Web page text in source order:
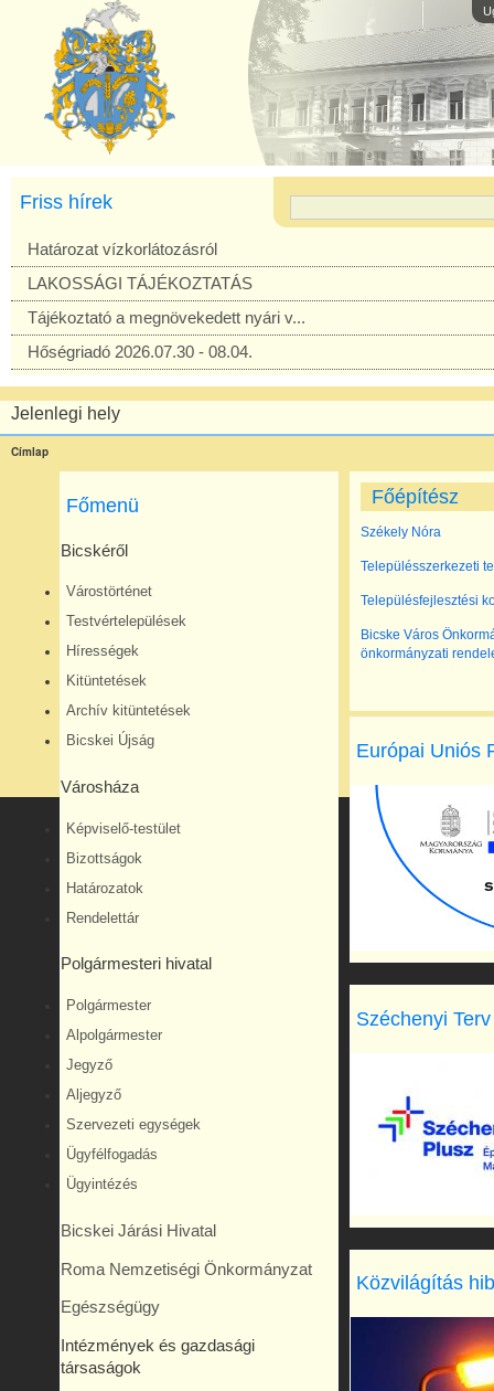
Friss hírek
Határozat vízkorlátozásról
LAKOSSÁGI TÁJÉKOZTATÁS
Tájékoztató a megnövekedett nyári v...
Hőségriadó 2026.07.30 - 08.04.
Jelenlegi hely
Címlap
Főmenü
Bicskéről
Várostörténet
Testvértelepülések
Hírességek
Kitüntetések
Archív kitüntetések
Bicskei Újság
Városháza
Képviselő-testület
Bizottságok
Határozatok
Rendelettár
Polgármesteri hivatal
Polgármester
Alpolgármester
Jegyző
Aljegyző
Szervezeti egységek
Ügyfélfogadás
Ügyintézés
Bicskei Járási Hivatal
Roma Nemzetiségi Önkormányzat
Egészségügy
Intézmények és gazdasági
társaságok
Főépítész
Székely Nóra
Településszerkezeti
Településfejlesztési
Bicske Város
önkormányzati
Európai Uniós
Széchenyi
Közvilágítás